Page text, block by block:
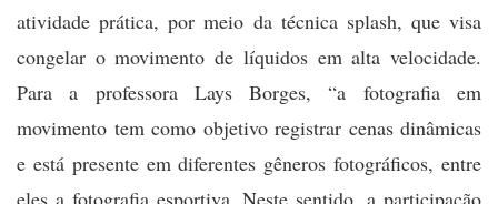
atividade prática, por meio da técnica splash, que visa
congelar o movimento de líquidos em alta velocidade.
Para a professora Lays Borges, “a fotografia em
movimento tem como objetivo registrar cenas dinâmicas
e está presente em diferentes gêneros fotográficos, entre
eles a fotografia esportiva. Neste sentido, a participação